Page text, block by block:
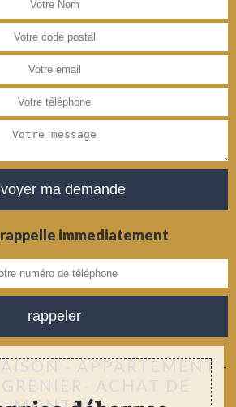
immediatement
- APPARTEMENT -
ACHAT DE